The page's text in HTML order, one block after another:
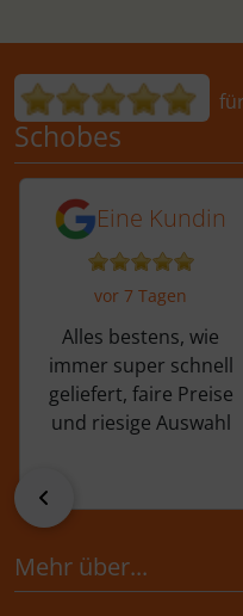
Bewertungen für
Schobes
5 von 5Eine Kundin
vor 7 Tagen
Alles bestens, wie
immer super schnell
geliefert, faire Preise
und riesige Auswahl
Mehr über...